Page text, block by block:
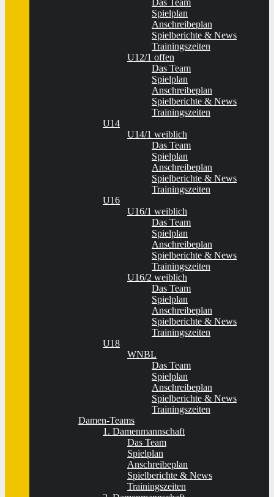
Das Team
Spielplan
Anschreibeplan
Spielberichte & News
Trainingszeiten
U12/1 offen
Das Team
Spielplan
Anschreibeplan
Spielberichte & News
Trainingszeiten
U14
U14/1 weiblich
Das Team
Spielplan
Anschreibeplan
Spielberichte & News
Trainingszeiten
U16
U16/1 weiblich
Das Team
Spielplan
Anschreibeplan
Spielberichte & News
Trainingszeiten
U16/2 weiblich
Das Team
Spielplan
Anschreibeplan
Spielberichte & News
Trainingszeiten
U18
WNBL
Das Team
Spielplan
Anschreibeplan
Spielberichte & News
Trainingszeiten
Damen-Teams
1. Damenmannschaft
Das Team
Spielplan
Anschreibeplan
Spielberichte & News
Trainingszeiten